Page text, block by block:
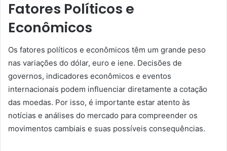
Fatores Políticos e
Econômicos
Os fatores políticos e econômicos têm um grande peso
nas variações do dólar, euro e iene. Decisões de
governos, indicadores econômicos e eventos
internacionais podem influenciar diretamente a cotação
das moedas. Por isso, é importante estar atento às
notícias e análises do mercado para compreender os
movimentos cambiais e suas possíveis consequências.